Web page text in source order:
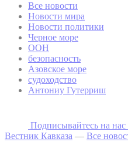
Все новости
Новости мира
Новости политики
Черное море
ООН
безопасность
Азовское море
судоходство
Антониу Гутерриш
Подписывайтесь на наc
Вестник Кавказа — Все